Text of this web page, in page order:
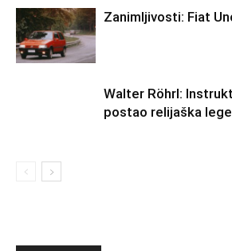
Zanimljivosti: Fiat
Walter Röhrl:
postao relijaška